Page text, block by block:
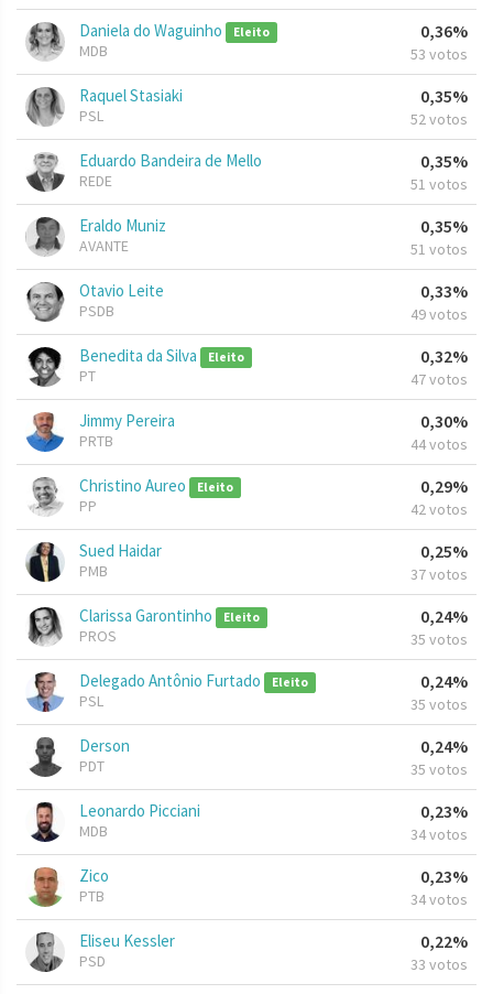
Daniela do Waguinho Eleito
MDB
0,36%
53 votos
Raquel Stasiaki
PSL
0,35%
52 votos
Eduardo Bandeira de Mello
REDE
0,35%
51 votos
Eraldo Muniz
AVANTE
0,35%
51 votos
Otavio Leite
PSDB
0,33%
49 votos
Benedita da Silva Eleito
PT
0,32%
47 votos
Jimmy Pereira
PRTB
0,30%
44 votos
Christino Aureo Eleito
PP
0,29%
42 votos
Sued Haidar
PMB
0,25%
37 votos
Clarissa Garontinho Eleito
PROS
0,24%
35 votos
Delegado Antônio Furtado Eleito
PSL
0,24%
35 votos
Derson
PDT
0,24%
35 votos
Leonardo Picciani
MDB
0,23%
34 votos
Zico
PTB
0,23%
34 votos
Eliseu Kessler
PSD
0,22%
33 votos